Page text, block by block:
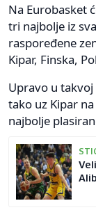
Na Eurobasket
tri najbolje iz
raspoređene
Kipar, Finska,
Upravo u takvoj
tako uz Kipar
najbolje